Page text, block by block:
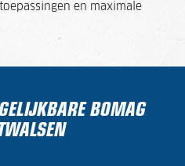
en maximale
BOMAG